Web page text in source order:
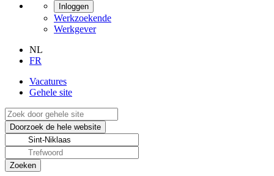
Inloggen
Werkzoekende
Werkgever
NL
FR
Vacatures
Gehele site